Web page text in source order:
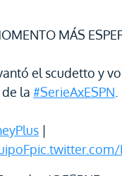
MÁS
el scudetto y
la #SerieAxESPN
|
pic.twitter.com/